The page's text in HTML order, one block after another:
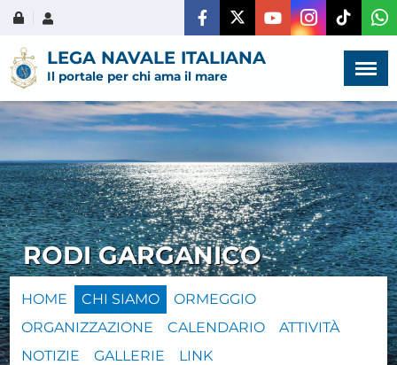
LEGA NAVALE ITALIANA
Il portale per chi ama il mare
RODI GARGANICO
HOME CHI SIAMO
ORMEGGIO
ORGANIZZAZIONE
CALENDARIO
ATTIVITÀ
NOTIZIE
GALLERIE LINK
Menù ×
HOME
CHI SIAMO
LA VITA
DELL'ASSOCIAZIONE
COMUNICAZIONE,
PROGETTI ED EDITORIA